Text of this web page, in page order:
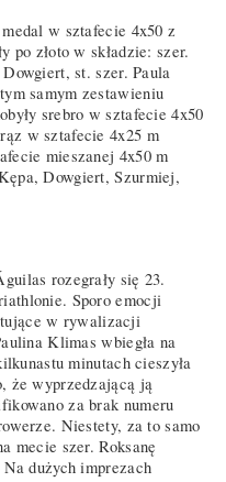
w sztafecie 4x50 z
po złoto w składzie: szer.
st. szer. Paula
samym zestawieniu
srebro w sztafecie 4x50
w sztafecie 4x25 m
mieszanej 4x50 m
Dowgiert, Szurmiej,
rozegrały się 23.
Sporo emocji
w rywalizacji
Klimas wbiegła na
minutach cieszyła
że wyprzedzającą ją
za brak numeru
Niestety, za to samo
mecie szer. Roksanę
dużych imprezach